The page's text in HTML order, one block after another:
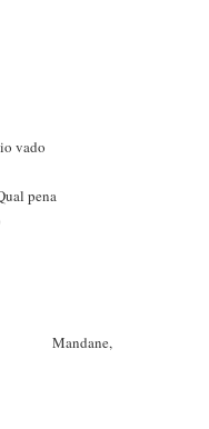
vado
pena